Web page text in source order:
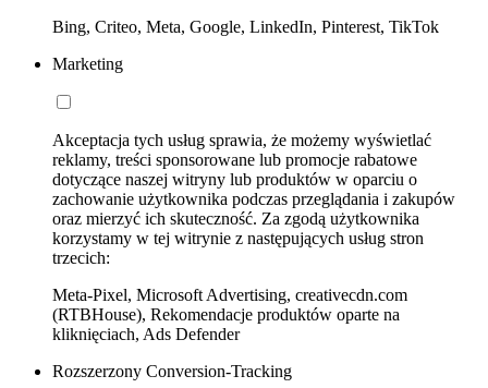
Bing, Criteo, Meta, Google, LinkedIn, Pinterest, TikTok
Marketing
Akceptacja tych usług sprawia, że możemy wyświetlać
reklamy, treści sponsorowane lub promocje rabatowe
dotyczące naszej witryny lub produktów w oparciu o
zachowanie użytkownika podczas przeglądania i zakupów
oraz mierzyć ich skuteczność. Za zgodą użytkownika
korzystamy w tej witrynie z następujących usług stron
trzecich:
Meta-Pixel, Microsoft Advertising, creativecdn.com
(RTBHouse), Rekomendacje produktów oparte na
kliknięciach, Ads Defender
Rozszerzony Conversion-Tracking